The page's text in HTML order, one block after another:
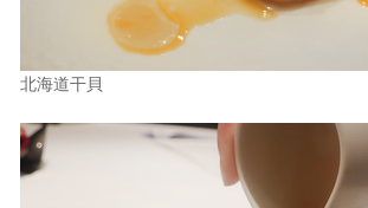
北海道干貝